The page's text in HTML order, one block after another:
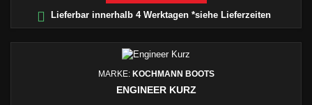
 Lieferbar innerhalb 4 Werktagen *siehe Lieferzeiten
MARKE: KOCHMANN BOOTS
ENGINEER KURZ